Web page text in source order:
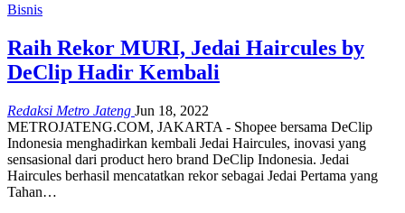
Bisnis
Raih Rekor MURI, Jedai Haircules by
DeClip Hadir Kembali
Redaksi Metro Jateng Jun 18, 2022
METROJATENG.COM, JAKARTA - Shopee bersama DeClip
Indonesia menghadirkan kembali Jedai Haircules, inovasi yang
sensasional dari product hero brand DeClip Indonesia. Jedai
Haircules berhasil mencatatkan rekor sebagai Jedai Pertama yang
Tahan…